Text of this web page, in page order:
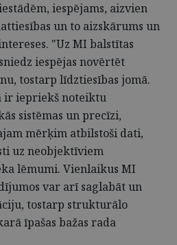
iespējams, aizvien
un to aizskārums un
"Uz MI balstītas
iespējas novērtēt
tostarp līdztiesības jomā.
ir iepriekš noteiktu
sistēmas un precīzi,
mērķim atbilstoši dati,
uz neobjektīviem
lēmumi. Vienlaikus MI
var arī saglabāt un
tostarp strukturālo
īpašas bažas rada